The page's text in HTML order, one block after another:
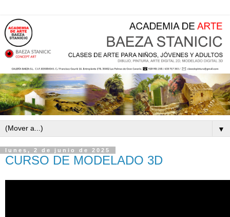
▼
lunes, 2 de junio de 2025
CURSO DE MODELADO 3D